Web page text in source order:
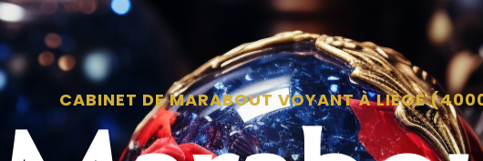
CABINET DE MARABOUT VOYANT À LIÈGE